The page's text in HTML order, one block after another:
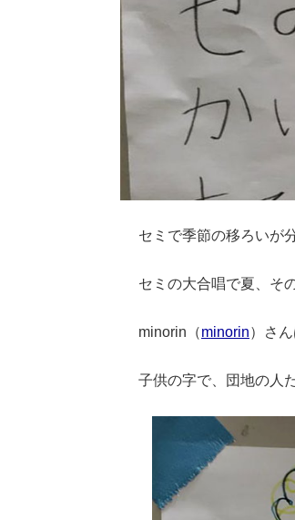
セミで季節の移ろいが
セミの大合唱で夏、そ
minorin（minorin）さ
子供の字で、団地の人